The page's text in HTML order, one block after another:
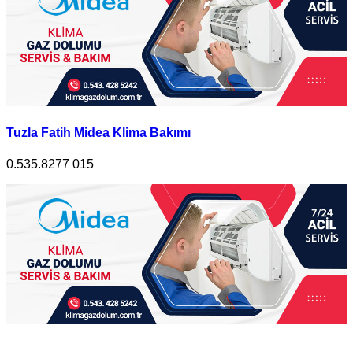
Tuzla Fatih Midea Klima Bakımı
0.535.8277 015